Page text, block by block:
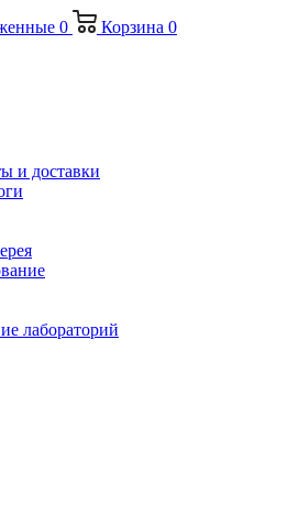
0 Корзина 0
и доставки
лабораторий